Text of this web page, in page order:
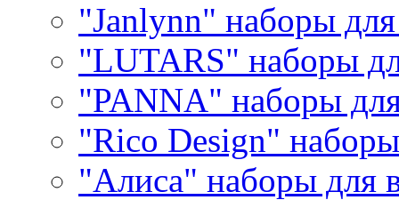
"Janlynn" наборы
"LUTARS" наборы
"PANNA" наборы
"Rico Design"
"Алиса" наборы для